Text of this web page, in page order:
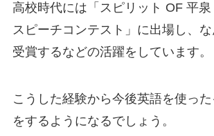
高校時代には「スピリット OF 平
スピーチコンテスト」に出場し、な
受賞するなどの活躍をしています。
こうした経験から今後英語を使っ
をするようになるでしょう。